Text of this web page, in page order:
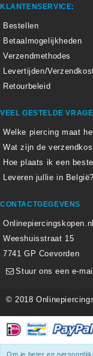
KLANTENSERVICE:
Bestellen
Betaalmogelijkheden
Verzendmethodes
Levertijden/
Retourbeleid
VEEL GESTELDE
Welke piercing maat
Wat zijn de
Hoe plaats ik een
Leveren jullie in België?
CONTACTGEGEVENS
Onlinepiercingskopen.nl
Weeshuisstraat 15
7741 GP Coevorden
Stuur ons een e-mail
© 2018
Alle
Om je beter en